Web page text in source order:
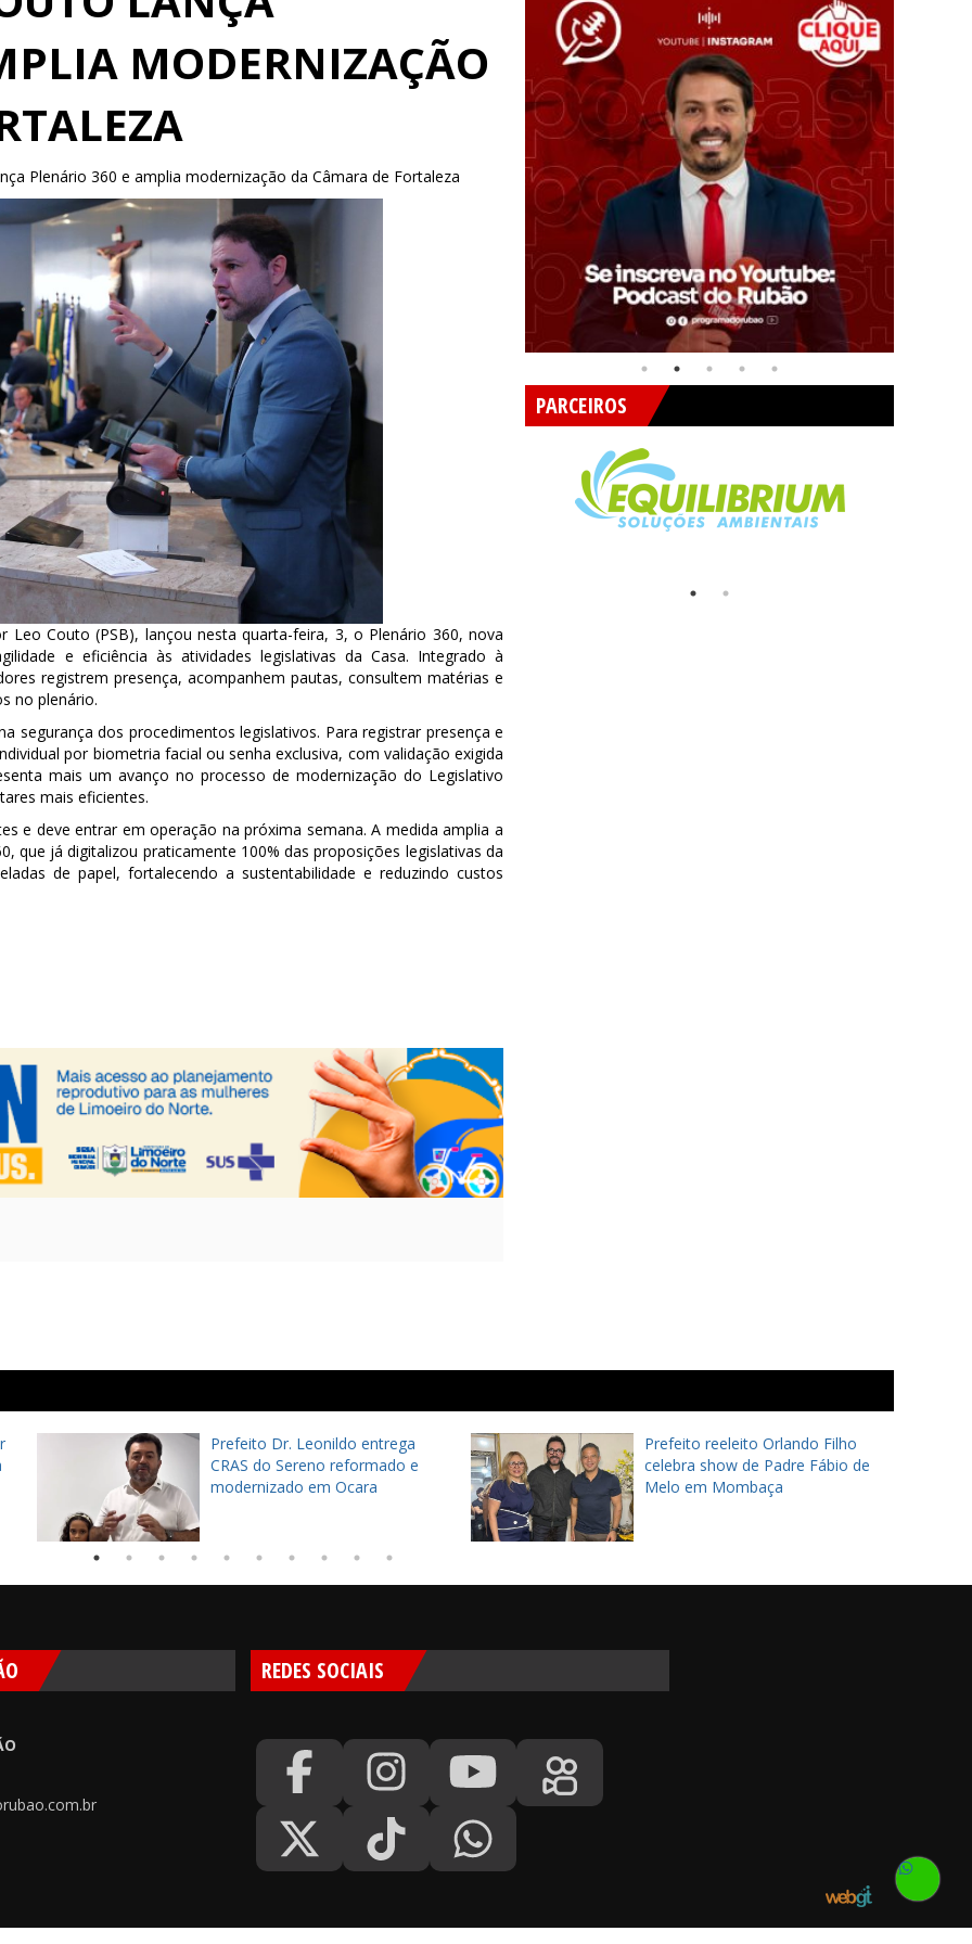
MODERNIZAÇÃO
Plenário 360 e amplia modernização da Câmara de Fortaleza
Leo Couto (PSB), lançou nesta quarta-feira, 3, o Plenário 360, nova
e eficiência às atividades legislativas da Casa. Integrado à
registrem presença, acompanhem pautas, consultem matérias e
no plenário.
segurança dos procedimentos legislativos. Para registrar presença e
por biometria facial ou senha exclusiva, com validação exigida
mais um avanço no processo de modernização do Legislativo
mais eficientes.
e deve entrar em operação na próxima semana. A medida amplia a
que já digitalizou praticamente 100% das proposições legislativas da
de papel, fortalecendo a sustentabilidade e reduzindo custos
PARCEIROS
Prefeito Dr. Leonildo entrega
CRAS do Sereno reformado e
modernizado em Ocara
Prefeito reeleito Orlando Filho
celebra show de Padre Fábio de
Melo em Mombaça
REDES SOCIAIS